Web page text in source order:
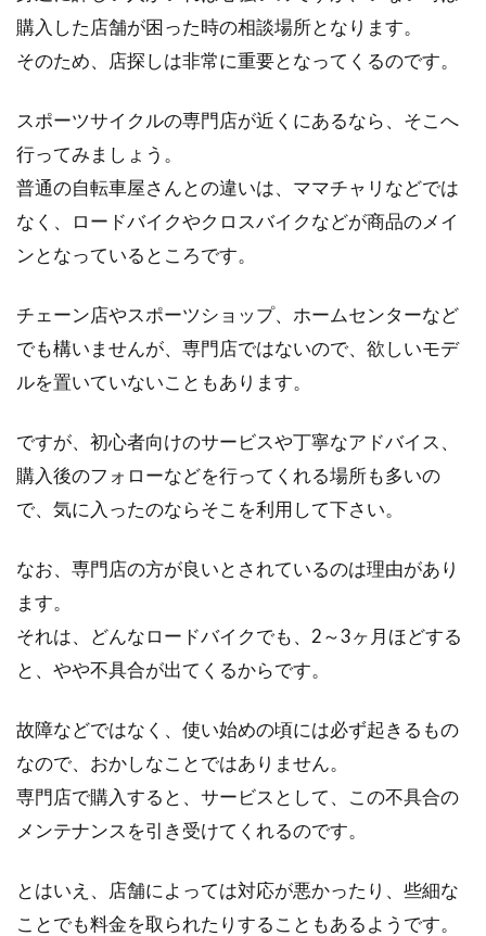
購入した店舗が困った時の相談場所となります。
そのため、店探しは非常に重要となってくるのです。
スポーツサイクルの専門店が近くにあるなら、そこへ
行ってみましょう。
普通の自転車屋さんとの違いは、ママチャリなどでは
なく、ロードバイクやクロスバイクなどが商品のメイ
ンとなっているところです。
チェーン店やスポーツショップ、ホームセンターなど
でも構いませんが、専門店ではないので、欲しいモデ
ルを置いていないこともあります。
ですが、初心者向けのサービスや丁寧なアドバイス、
購入後のフォローなどを行ってくれる場所も多いの
で、気に入ったのならそこを利用して下さい。
なお、専門店の方が良いとされているのは理由があり
ます。
それは、どんなロードバイクでも、2～3ヶ月ほどする
と、やや不具合が出てくるからです。
故障などではなく、使い始めの頃には必ず起きるもの
なので、おかしなことではありません。
専門店で購入すると、サービスとして、この不具合の
メンテナンスを引き受けてくれるのです。
とはいえ、店舗によっては対応が悪かったり、些細な
ことでも料金を取られたりすることもあるようです。